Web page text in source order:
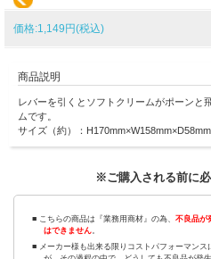
価格:1,149円(税込)
商品説明
レバーを引くとソフトクリームがポーンと
ムです。
サイズ（約）：
※ご購入される前に必
■ こちらの商品は『業務用商材』の為、 不良品が
はできません。
■ メーカー様も出来る限りコストパフォーマン